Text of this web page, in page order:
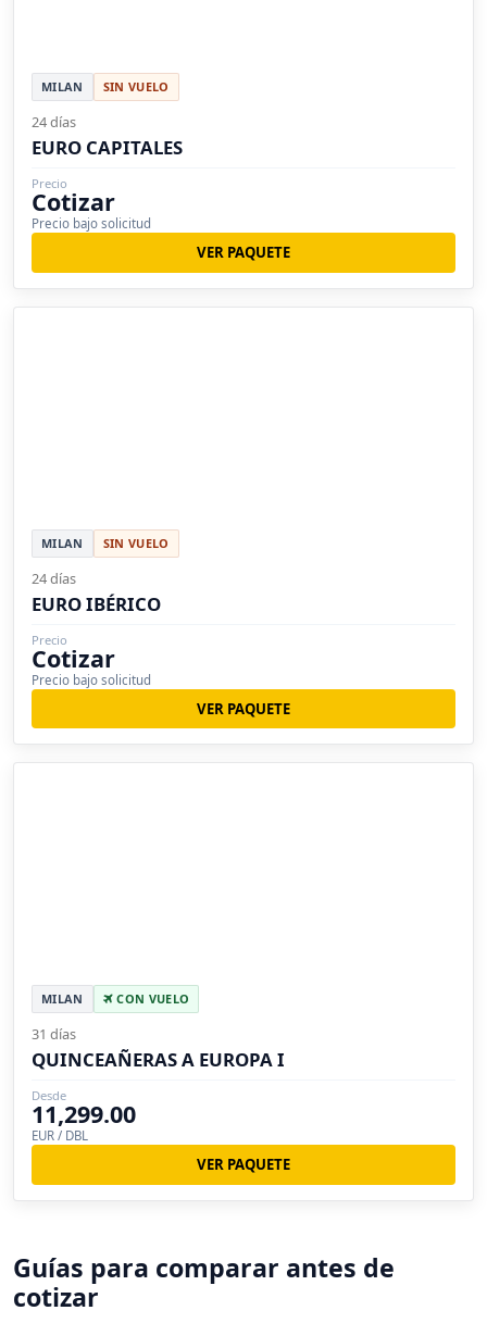
MILAN SIN VUELO
24 días
EURO CAPITALES
Precio
Cotizar
Precio bajo solicitud
VER PAQUETE
MILAN SIN VUELO
24 días
EURO IBÉRICO
Precio
Cotizar
Precio bajo solicitud
VER PAQUETE
MILAN CON VUELO
31 días
QUINCEAÑERAS A EUROPA I
Desde
11,299.00
EUR / DBL
VER PAQUETE
Guías para comparar antes de
cotizar